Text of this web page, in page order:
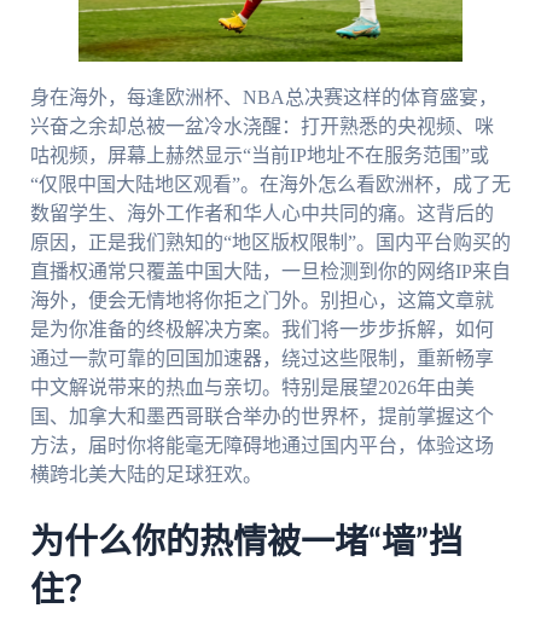
身在海外，每逢欧洲杯、NBA总决赛这样的体育盛宴，
兴奋之余却总被一盆冷水浇醒：打开熟悉的央视频、咪
咕视频，屏幕上赫然显示“当前IP地址不在服务范围”或
“仅限中国大陆地区观看”。在海外怎么看欧洲杯，成了无
数留学生、海外工作者和华人心中共同的痛。这背后的
原因，正是我们熟知的“地区版权限制”。国内平台购买的
直播权通常只覆盖中国大陆，一旦检测到你的网络IP来自
海外，便会无情地将你拒之门外。别担心，这篇文章就
是为你准备的终极解决方案。我们将一步步拆解，如何
通过一款可靠的回国加速器，绕过这些限制，重新畅享
中文解说带来的热血与亲切。特别是展望2026年由美
国、加拿大和墨西哥联合举办的世界杯，提前掌握这个
方法，届时你将能毫无障碍地通过国内平台，体验这场
横跨北美大陆的足球狂欢。
为什么你的热情被一堵“墙”挡
住？